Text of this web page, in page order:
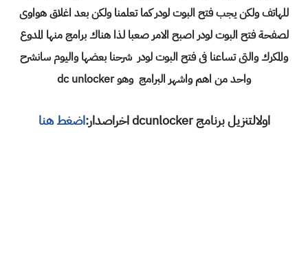
للهاتف ولكن يجب فتح البوت لودر كما تعلمنا ولكن بعد اغلاق هواوى
لصفحة فتح البوت لودر اصبح الامر صعبا لذا هناك برامج منها المدوع
والمكرك والتى تساعنا فى فتح البوت لودر شرحنا بعضها واليوم سانشرح
واحد من اهم واشهر البرامج وهو dc unlocker
اولالتنزيل برنامج dcunlocker اخراصدار: اضغط هنا